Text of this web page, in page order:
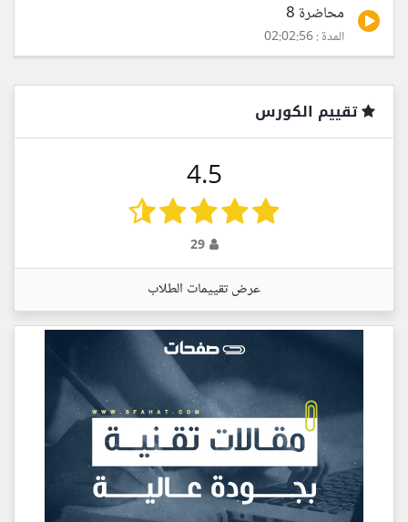
محاضرة 8
المدة : 02:02:56
تقييم الكورس
4.5
29
عرض تقييمات الطلاب